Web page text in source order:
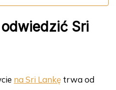
Sri
na Sri Lankę trwa od